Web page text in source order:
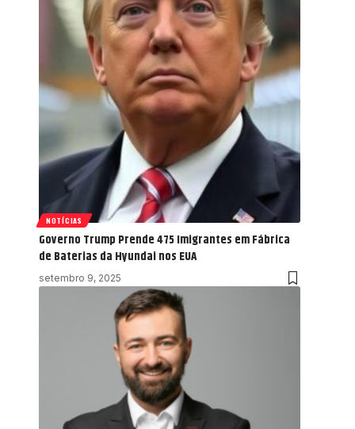
NOTÍCIAS
Governo Trump Prende 475 Imigrantes em Fábrica
de Baterias da Hyundai nos EUA
setembro 9, 2025